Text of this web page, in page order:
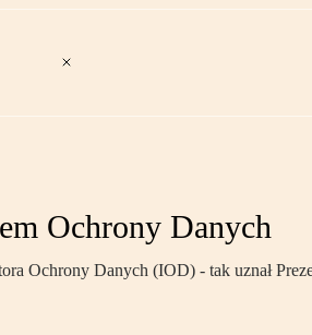
Ochrony Danych
Ochrony Danych (IOD) - tak uznał